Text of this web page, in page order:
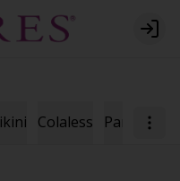
Login
Colaless Pantaleta